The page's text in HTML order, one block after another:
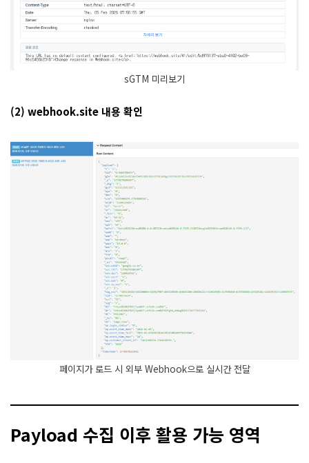
sGTM 미리보기
(2) webhook.site 내용 확인
페이지가 로드 시 외부 Webhook으로 실시간 전달
Payload 수집 이후 활용 가능 영역